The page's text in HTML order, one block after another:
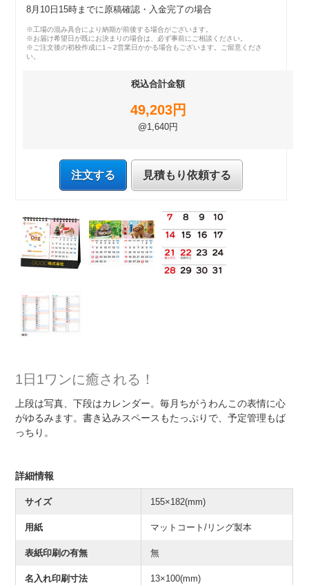
8月10日15時までに原稿確認・入金完了の場合
※工場の混み具合により納期が前後する場合がございます。
※お届け希望日が既にお決まりの場合は、必ず事前にご相談ください。
※ご注文後の初校作成に1～2営業日かかる場合もございます。ご留意くださ
い。
税込合計金額
49,203円
@1,640円
注文する 見積もり依頼する
1日1ワンに癒される！
上段は写真、下段はカレンダー。毎月ちがうわんこの表情に心
がゆるみます。書き込みスペースもたっぷりで、予定管理もば
っちり。
詳細情報
サイズ 155×182(mm)
用紙 マットコート/リング製本
表紙印刷の有無 無
名入れ印刷寸法 13×100(mm)